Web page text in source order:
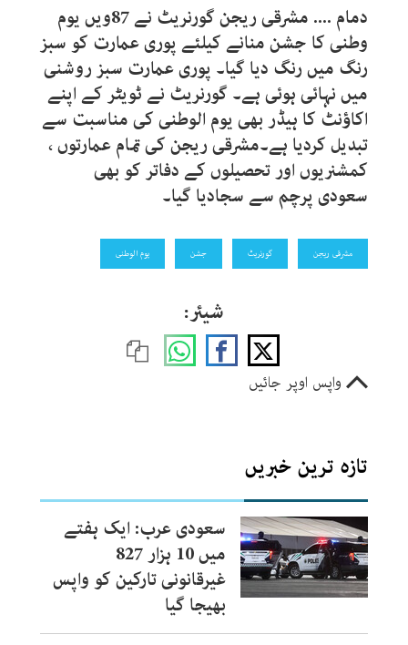
دمام .... مشرقی ریجن گورنریٹ نے 87ویں یوم
وطنی کا جشن منانے کیلئے پوری عمارت کو سبز
رنگ میں رنگ دیا گیا۔ پوری عمارت سبز روشنی
میں نہائی ہوئی ہے۔ گورنریٹ نے ٹویٹر کے اپنے
اکاﺅنٹ کا ہیڈر بھی یوم الوطنی کی مناسبت سے
تبدیل کردیا ہے۔مشرقی ریجن کی تمام عمارتوں ،
کمشنریوں اور تحصیلوں کے دفاتر کو بھی
سعودی پرچم سے سجادیا گیا۔
مشرقی ریجن گورنریٹ جشن یوم الوطنی
شیئر:
واپس اوپر جائیں
تازہ ترین خبریں
سعودی عرب: ایک ہفتے
میں 10 ہزار 827
غیرقانونی تارکین کو واپس
بھیجا گیا